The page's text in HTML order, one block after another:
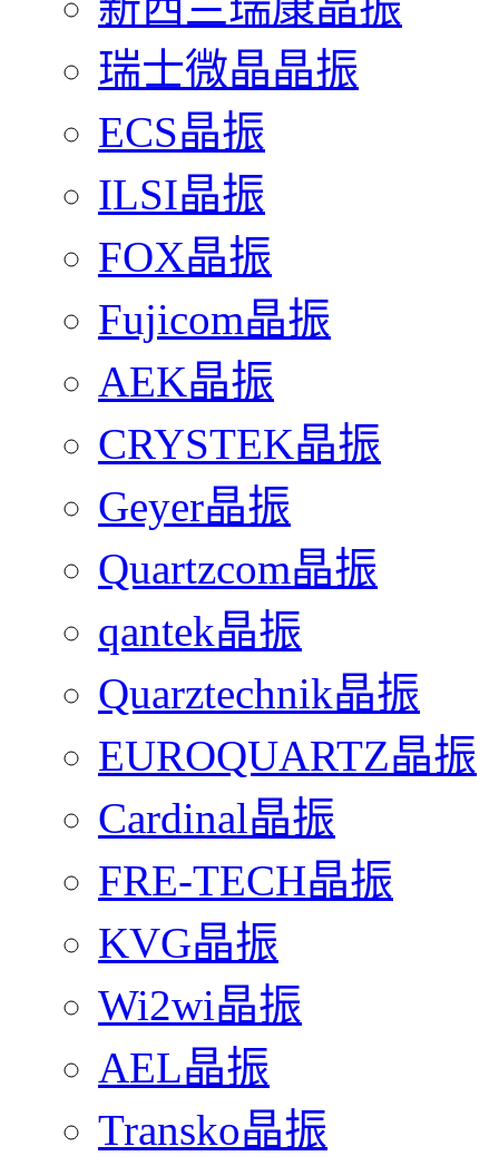
瑞士微晶晶振
ECS晶振
ILSI晶振
FOX晶振
Fujicom晶振
AEK晶振
CRYSTEK晶振
Geyer晶振
Quartzcom晶振
qantek晶振
Quarztechnik晶振
EUROQUARTZ晶振
Cardinal晶振
FRE-TECH晶振
KVG晶振
Wi2wi晶振
AEL晶振
Transko晶振